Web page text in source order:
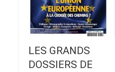
LES GRANDS
DOSSIERS DE